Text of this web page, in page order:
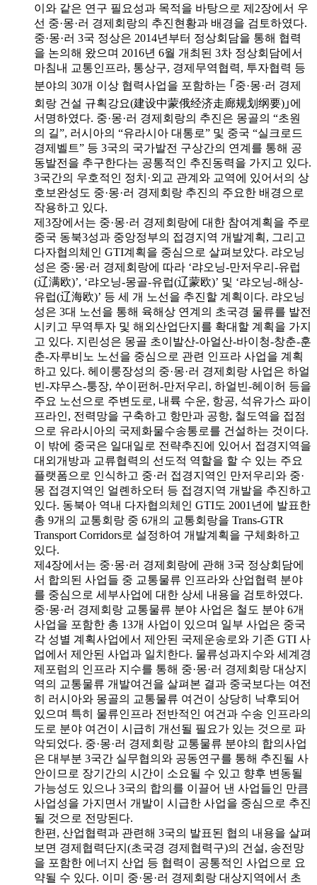
이와 같은 연구 필요성과 목적을 바탕으로 제2장에서 우
선 중·몽·러 경제회랑의 추진현황과 배경을 검토하였다.
중·몽·러 3국 정상은 2014년부터 정상회담을 통해 협력
을 논의해 왔으며 2016년 6월 개최된 3차 정상회담에서
마침내 교통인프라, 통상구, 경제무역협력, 투자협력 등
분야의 30개 이상 협력사업을 포함하는 ｢중·몽·러 경제
회랑 건설 규획강요(建设中蒙俄经济走廊规划纲要)｣에
서명하였다. 중·몽·러 경제회랑의 추진은 몽골의 “초원
의 길”, 러시아의 “유라시아 대통로” 및 중국 “실크로드
경제벨트” 등 3국의 국가발전 구상간의 연계를 통해 공
동발전을 추구한다는 공통적인 추진동력을 가지고 있다.
3국간의 우호적인 정치·외교 관계와 교역에 있어서의 상
호보완성도 중·몽·러 경제회랑 추진의 주요한 배경으로
작용하고 있다.
제3장에서는 중·몽·러 경제회랑에 대한 참여계획을 주로
중국 동북3성과 중앙정부의 접경지역 개발계획, 그리고
다자협의체인 GTI계획을 중심으로 살펴보았다. 랴오닝
성은 중·몽·러 경제회랑에 따라 ‘랴오닝-만저우리-유럽
(辽满欧)’, ‘랴오닝-몽골-유럽(辽蒙欧)’ 및 ‘랴오닝-해상-
유럽(辽海欧)’ 등 세 개 노선을 추진할 계획이다. 랴오닝
성은 3대 노선을 통해 육해상 연계의 초국경 물류를 발전
시키고 무역투자 및 해외산업단지를 확대할 계획을 가지
고 있다. 지린성은 몽골 초이발산-아얼산-바이청-창춘-훈
춘-자루비노 노선을 중심으로 관련 인프라 사업을 계획
하고 있다. 헤이룽장성의 중·몽·러 경제회랑 사업은 하얼
빈-쟈무스-퉁장, 쑤이펀허-만저우리, 하얼빈-헤이허 등을
주요 노선으로 주변도로, 내륙 수운, 항공, 석유가스 파이
프라인, 전력망을 구축하고 항만과 공항, 철도역을 접점
으로 유라시아의 국제화물수송통로를 건설하는 것이다.
이 밖에 중국은 일대일로 전략추진에 있어서 접경지역을
대외개방과 교류협력의 선도적 역할을 할 수 있는 주요
플랫폼으로 인식하고 중·러 접경지역인 만저우리와 중·
몽 접경지역인 얼롄하오터 등 접경지역 개발을 추진하고
있다. 동북아 역내 다자협의체인 GTI도 2001년에 발표한
총 9개의 교통회랑 중 6개의 교통회랑을 Trans-GTR
Transport Corridors로 설정하여 개발계획을 구체화하고
있다.
제4장에서는 중·몽·러 경제회랑에 관해 3국 정상회담에
서 합의된 사업들 중 교통물류 인프라와 산업협력 분야
를 중심으로 세부사업에 대한 상세 내용을 검토하였다.
중·몽·러 경제회랑 교통물류 분야 사업은 철도 분야 6개
사업을 포함한 총 13개 사업이 있으며 일부 사업은 중국
각 성별 계획사업에서 제안된 국제운송로와 기존 GTI 사
업에서 제안된 사업과 일치한다. 물류성과지수와 세계경
제포럼의 인프라 지수를 통해 중·몽·러 경제회랑 대상지
역의 교통물류 개발여건을 살펴본 결과 중국보다는 여전
히 러시아와 몽골의 교통물류 여건이 상당히 낙후되어
있으며 특히 물류인프라 전반적인 여건과 수송 인프라의
도로 분야 여건이 시급히 개선될 필요가 있는 것으로 파
악되었다. 중·몽·러 경제회랑 교통물류 분야의 합의사업
은 대부분 3국간 실무협의와 공동연구를 통해 추진될 사
안이므로 장기간의 시간이 소요될 수 있고 향후 변동될
가능성도 있으나 3국의 합의를 이끌어 낸 사업들인 만큼
사업성을 가지면서 개발이 시급한 사업을 중심으로 추진
될 것으로 전망된다.
한편, 산업협력과 관련해 3국의 발표된 협의 내용을 살펴
보면 경제협력단지(초국경 경제협력구)의 건설, 송전망
을 포함한 에너지 산업 등 협력이 공통적인 사업으로 요
약될 수 있다. 이미 중·몽·러 경제회랑 대상지역에서 초